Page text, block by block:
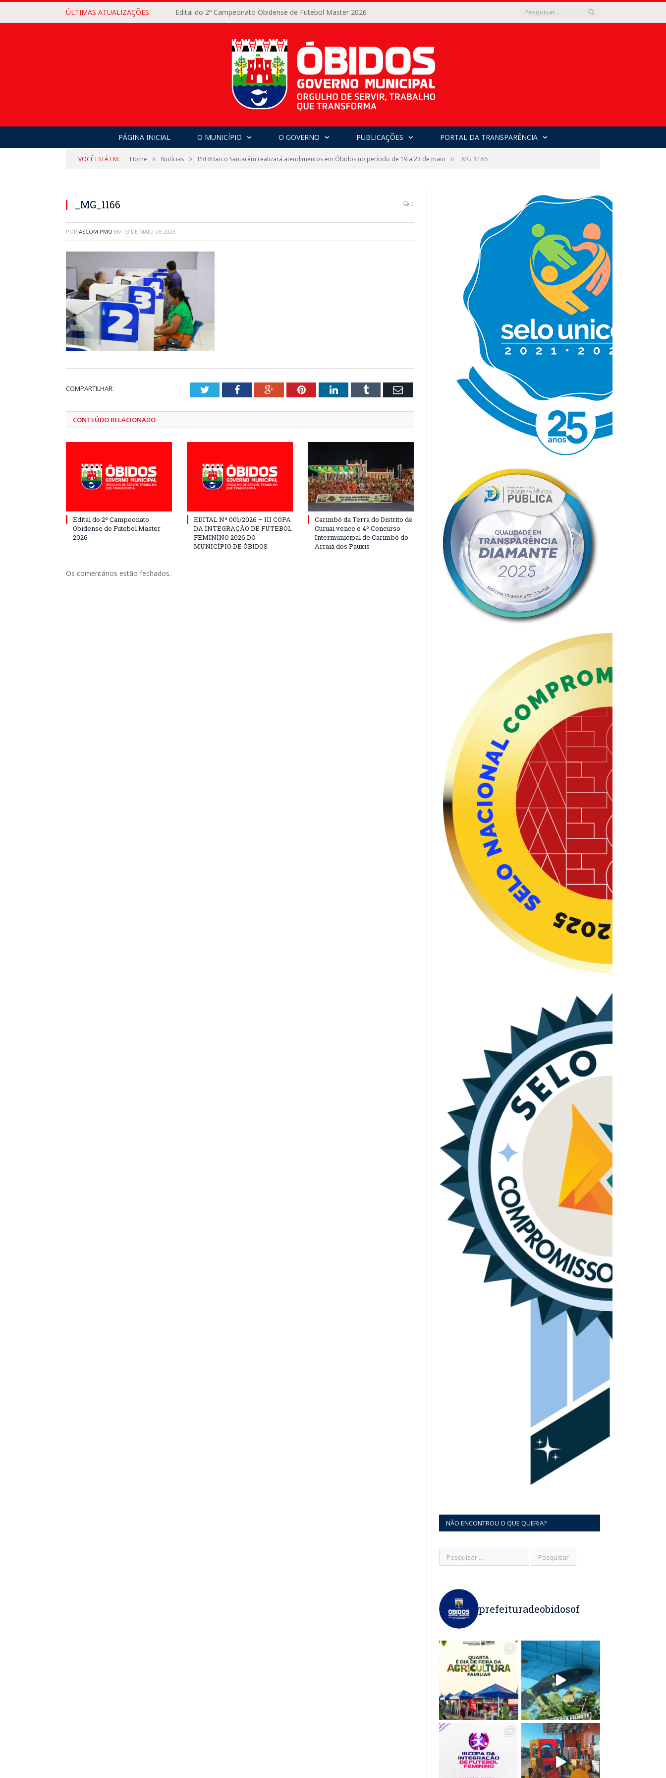
ÚLTIMAS ATUALIZAÇÕES: Edital do 2º Campeonato Obidense de Futebol Master 2026
PÁGINA INICIAL O MUNICÍPIO O GOVERNO PUBLICAÇÕES PORTAL DA TRANSPARÊNCIA
VOCÊ ESTÁ EM: Home » Notícias » PREVBarco Santarém realizará atendimentos em Óbidos no período de 19 a 23 de maio » _MG_1166
_MG_1166 0
POR ASCOM PMO EM 13 DE MAIO DE 2025
COMPARTILHAR: TwitterFacebookGoogle+PinterestLinkedInTumblr Email
CONTEÚDO RELACIONADO
Edital do 2º Campeonato
Obidense de Futebol Master
2026
EDITAL Nº 001/2026 – III COPA
DA INTEGRAÇÃO DE FUTEBOL
FEMININO 2026 DO
MUNICÍPIO DE ÓBIDOS
Carimbó da Terra do Distrito de
Curuai vence o 4º Concurso
Intermunicipal de Carimbó do
Arraiá dos Pauxis
Os comentários estão fechados.
NÃO ENCONTROU O QUE QUERIA?
prefeituradeobidosof